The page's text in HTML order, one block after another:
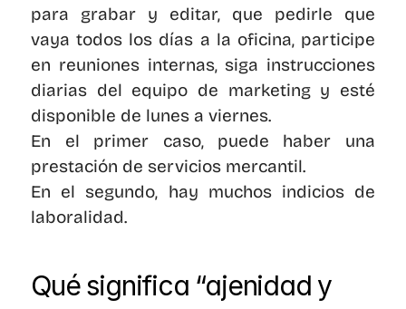
para grabar y editar, que pedirle que
vaya todos los días a la oficina, participe
en reuniones internas, siga instrucciones
diarias del equipo de marketing y esté
disponible de lunes a viernes.
En el primer caso, puede haber una
prestación de servicios mercantil.
En el segundo, hay muchos indicios de
laboralidad.
Qué significa “ajenidad y